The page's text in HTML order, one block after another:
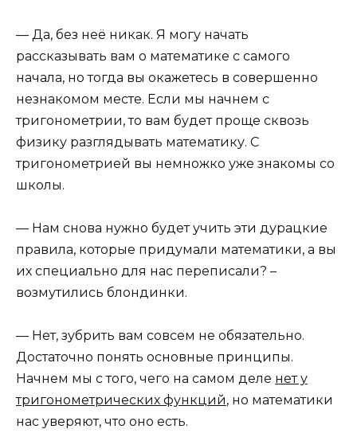
— Да, без неё никак. Я могу начать
рассказывать вам о математике с самого
начала, но тогда вы окажетесь в совершенно
незнакомом месте. Если мы начнем с
тригонометрии, то вам будет проще сквозь
физику разглядывать математику. С
тригонометрией вы немножко уже знакомы со
школы.
— Нам снова нужно будет учить эти дурацкие
правила, которые придумали математики, а вы
их специально для нас переписали? –
возмутились блондинки.
— Нет, зубрить вам совсем не обязательно.
Достаточно понять основные принципы.
Начнем мы с того, чего на самом деле нет у
тригонометрических функций, но математики
нас уверяют, что оно есть.